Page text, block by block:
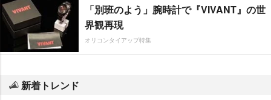
「別班のよう」腕時計で『VIVANT』の世
界観再現
オリコンタイアップ特集
新着トレンド